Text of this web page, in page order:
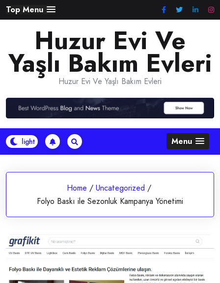
Skip
to
Top Menu
Huzur Evi Ve
Yaşlı Bakım Evleri
Huzur Evi Ve Yaşlı Bakım Evleri
Menu
Home / Uncategorized /
Folyo Baskı ile Sezonluk Kampanya Yönetimi